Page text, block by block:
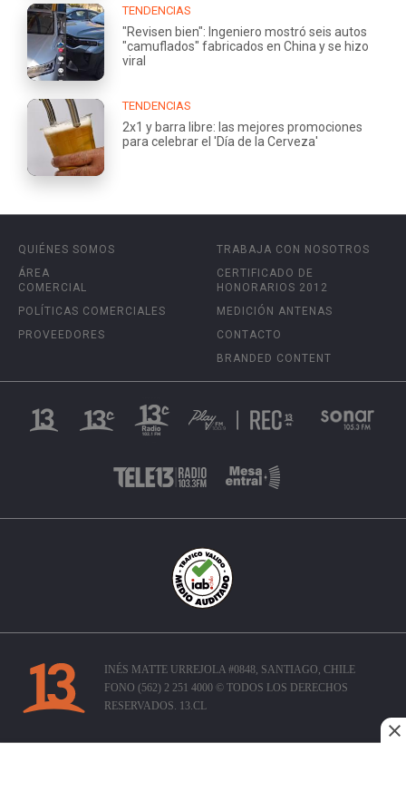
TENDENCIAS
"Revisen bien": Ingeniero mostró seis autos
"camuflados" fabricados en China y se hizo
viral
TENDENCIAS
2x1 y barra libre: las mejores promociones
para celebrar el 'Día de la Cerveza'
QUIÉNES SOMOS
ÁREA
COMERCIAL
POLÍTICAS COMERCIALES
PROVEEDORES
TRABAJA CON NOSOTROS
CERTIFICADO DE
HONORARIOS 2012
MEDICIÓN ANTENAS
CONTACTO
BRANDED CONTENT
INÉS MATTE URREJOLA #0848, SANTIAGO, CHILE
FONO (562) 2 251 4000 © TODOS LOS DERECHOS
RESERVADOS. 13.CL